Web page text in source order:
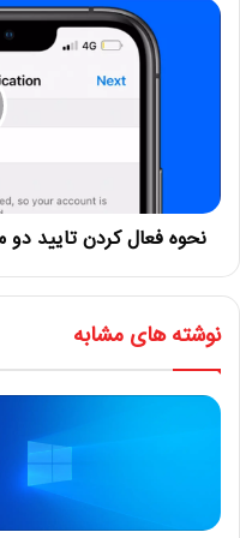
نحوه فعال کردن تایید دو
نوشته های مشابه